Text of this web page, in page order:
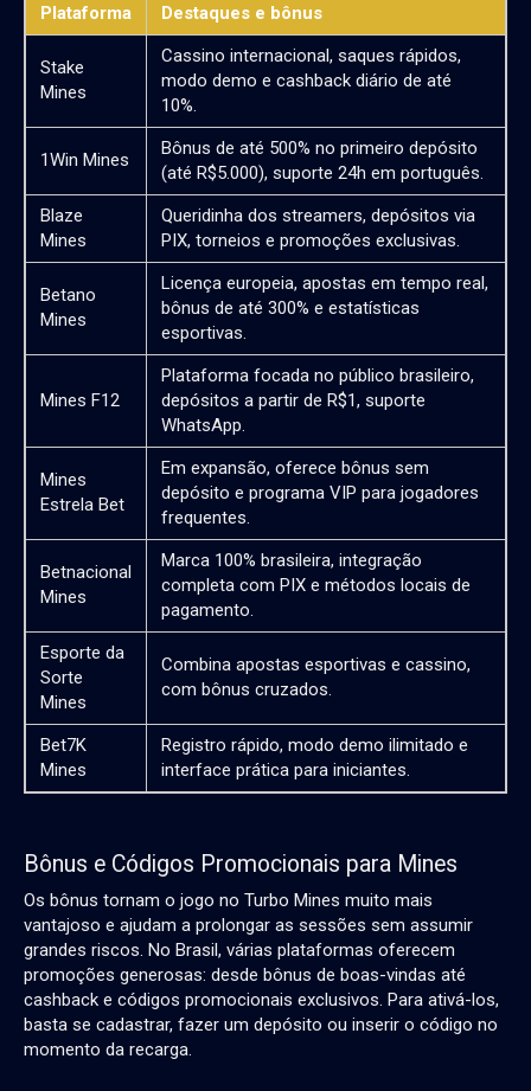
Plataforma Destaques e bônus
Stake
Mines
Cassino internacional, saques rápidos,
modo demo e cashback diário de até
10%.
1Win Mines
Bônus de até 500% no primeiro depósito
(até R$5.000), suporte 24h em português.
Blaze
Mines
Queridinha dos streamers, depósitos via
PIX, torneios e promoções exclusivas.
Betano
Mines
Licença europeia, apostas em tempo real,
bônus de até 300% e estatísticas
esportivas.
Mines F12
Plataforma focada no público brasileiro,
depósitos a partir de R$1, suporte
WhatsApp.
Mines
Estrela Bet
Em expansão, oferece bônus sem
depósito e programa VIP para jogadores
frequentes.
Betnacional
Mines
Marca 100% brasileira, integração
completa com PIX e métodos locais de
pagamento.
Esporte da
Sorte
Mines
Combina apostas esportivas e cassino,
com bônus cruzados.
Bet7K
Mines
Registro rápido, modo demo ilimitado e
interface prática para iniciantes.
Bônus e Códigos Promocionais para Mines
Os bônus tornam o jogo no Turbo Mines muito mais
vantajoso e ajudam a prolongar as sessões sem assumir
grandes riscos. No Brasil, várias plataformas oferecem
promoções generosas: desde bônus de boas-vindas até
cashback e códigos promocionais exclusivos. Para ativá-los,
basta se cadastrar, fazer um depósito ou inserir o código no
momento da recarga.